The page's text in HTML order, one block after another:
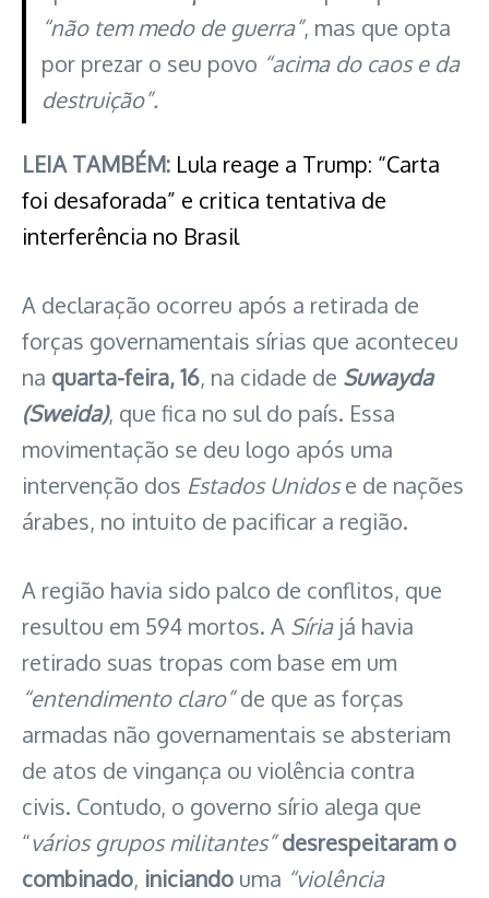
“não tem medo de guerra”, mas que opta
por prezar o seu povo “acima do caos e da
destruição”.
LEIA TAMBÉM: Lula reage a Trump: “Carta
foi desaforada” e critica tentativa de
interferência no Brasil
A declaração ocorreu após a retirada de
forças governamentais sírias que aconteceu
na quarta-feira, 16, na cidade de Suwayda
(Sweida), que fica no sul do país. Essa
movimentação se deu logo após uma
intervenção dos Estados Unidose de nações
árabes, no intuito de pacificar a região.
A região havia sido palco de conflitos, que
resultou em 594 mortos. A Síriajá havia
retirado suas tropas com base em um
“entendimento claro”de que as forças
armadas não governamentais se absteriam
de atos de vingança ou violência contra
civis. Contudo, o governo sírio alega que
“vários grupos militantes” desrespeitaram o
combinado, iniciando uma “violência